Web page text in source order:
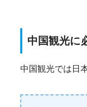
中国観光に
中国観光では日